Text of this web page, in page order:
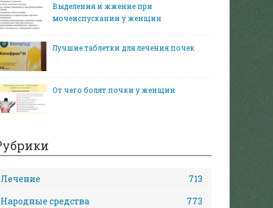
Выделения и жжение при
мочеиспускании у женщин
Лучшие таблетки для лечения почек
От чего болят почки у женщин
Лечение
713
Народные средства
773